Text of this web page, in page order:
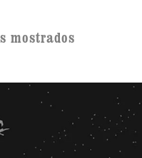
mostrados